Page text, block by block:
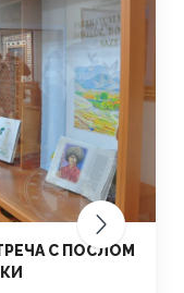
С ПОСЛОМ